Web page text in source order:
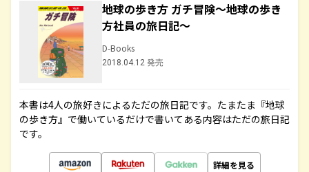
地球の歩き方 ガチ冒険～地球の歩き
方社員の旅日記～
D-Books
2018.04.12 発売
本書は4人の旅好きによるただの旅日記です。たまたま『地球
の歩き方』で働いているだけで書いてある内容はただの旅日記
です。
詳細を見る